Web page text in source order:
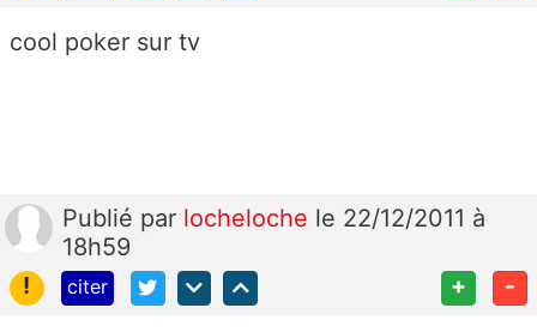
cool poker sur tv
Publié par locheloche le 22/12/2011 à
18h59
!
citer + -